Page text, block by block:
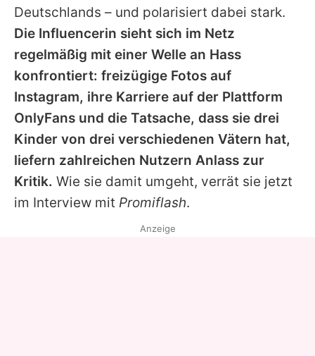
Jobs
App runterladen
Team
Redaktionelle Richtlinien
Impressum
Datenschutzerklärung
Nutzungsbedingungen
Utiq verwalten
Deutschlands – und polarisiert dabei stark.
Die Influencerin sieht sich im Netz
regelmäßig mit einer Welle an Hass
konfrontiert: freizügige Fotos auf
Instagram, ihre Karriere auf der Plattform
OnlyFans und die Tatsache, dass sie drei
Kinder von drei verschiedenen Vätern hat,
liefern zahlreichen Nutzern Anlass zur
Kritik. Wie sie damit umgeht, verrät sie jetzt
im Interview mit Promiflash.
Anzeige